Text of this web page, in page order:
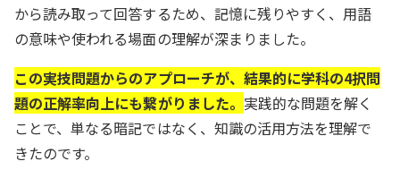
から読み取って回答するため、記憶に残りやすく、用語
の意味や使われる場面の理解が深まりました。
この実技問題からのアプローチが、結果的に学科の4択問
題の正解率向上にも繋がりました。 実践的な問題を解く
ことで、単なる暗記ではなく、知識の活用方法を理解で
きたのです。